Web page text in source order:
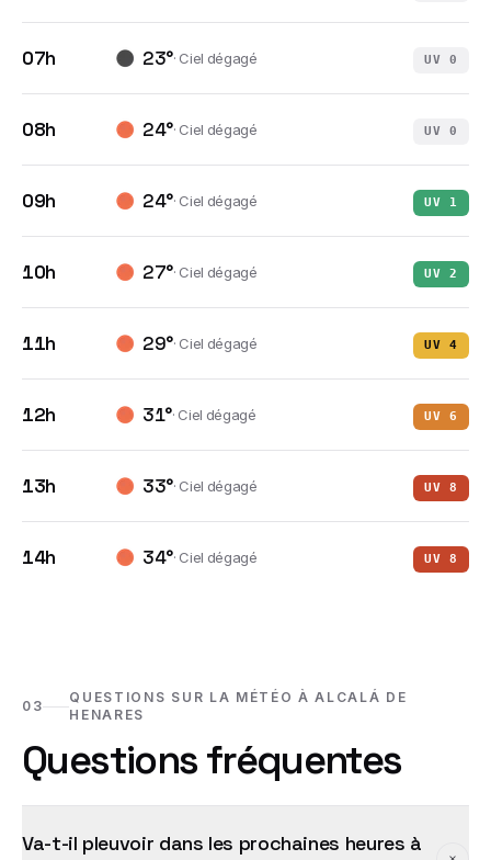
07h 23°· Ciel dégagé UV0
08h 24°· Ciel dégagé UV0
09h 24°· Ciel dégagé UV 1
10h 27°· Ciel dégagé UV2
11h 29°· Ciel dégagé UV4
12h 31°· Ciel dégagé UV6
13h 33°· Ciel dégagé UV8
14h 34°· Ciel dégagé UV8
03
QUESTIONS SUR LA MÉTÉO À ALCALÁ DE
HENARES
Questions fréquentes
Va-t-il pleuvoir dans les prochaines heures à